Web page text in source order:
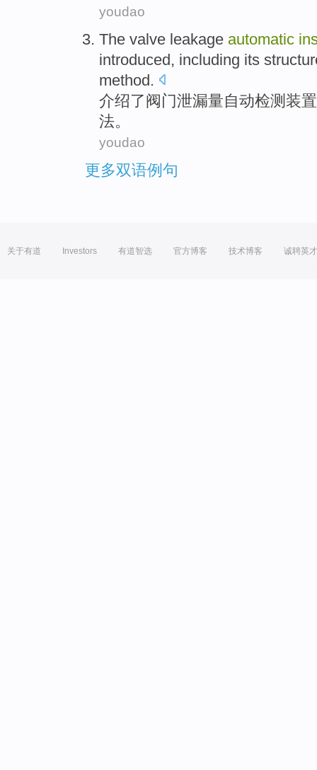
youdao
The valve leakage automatic
introduced, including its
method.
介绍了阀门泄漏量自动检测 装置
法。
youdao
更多双语例句
关于有道 Investors 有道智选 官方博客 技术博客 诚聘英才